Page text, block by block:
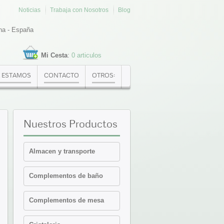
Noticias Trabaja con Nosotros Blog
- España
Mi Cesta: 0 articulos
CONTACTO OTROS:
Nuestros Productos
Almacen y transporte
Contenedores y cajas
isotermicas
Estanterias
Palets PVC y plataformas
Complementos de baño
Complementos de mesa